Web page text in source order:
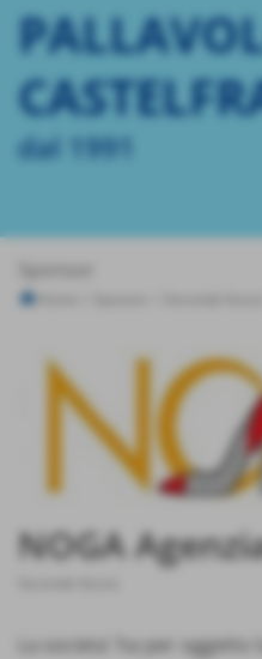
dal 1991
NOGA
La societa' ha per oggetto